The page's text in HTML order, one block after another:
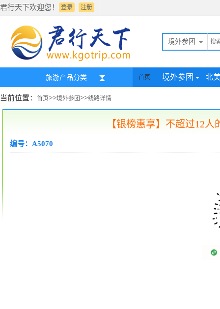
君行天下欢迎您！ 登录 |
注册
境外参团
旅游产品分类 首页 境外参团 北
当前位置： 首页>>境外参团>>线路详情
【银榜惠享】不超过12
编号：A5070